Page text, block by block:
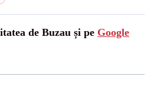
de Buzau și pe Google